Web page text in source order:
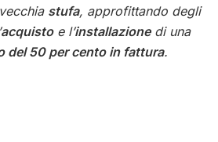
stufa, approfittando degli
acquistoe l’installazionedi una
del 50 per cento in fattura.